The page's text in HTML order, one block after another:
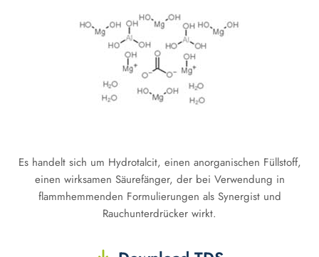
Es handelt sich um Hydrotalcit, einen anorganischen Füllstoff,
einen wirksamen Säurefänger, der bei Verwendung in
flammhemmenden Formulierungen als Synergist und
Rauchunterdrücker wirkt.